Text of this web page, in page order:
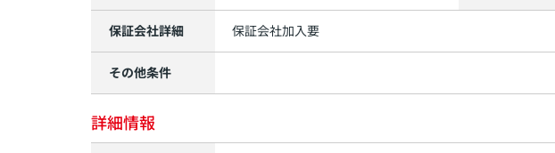
保証会社詳細 保証会社加入要
その他条件
詳細情報